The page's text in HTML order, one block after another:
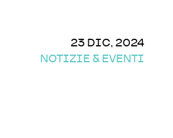
23 DIC, 2024
NOTIZIE & EVENTI